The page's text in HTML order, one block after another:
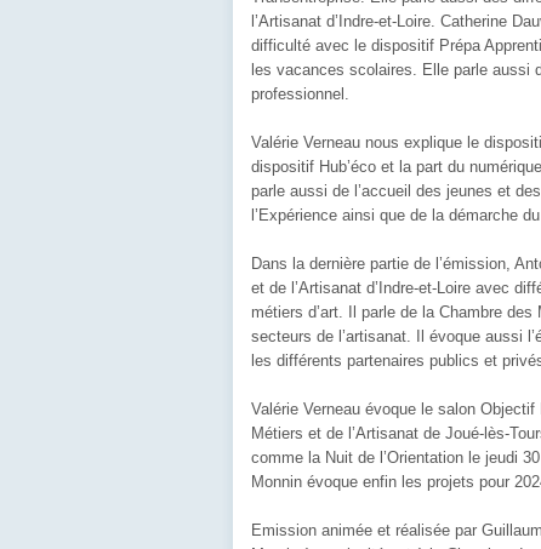
l’Artisanat d’Indre-et-Loire. Catherine
difficulté avec le dispositif Prépa
les vacances scolaires. Elle parle aussi
professionnel.
Valérie Verneau nous explique le
dispositif Hub’éco et la part du
parle aussi de l’accueil des jeunes et
l’Expérience ainsi que de la démarche
Dans la dernière partie de l’émission,
et de l’Artisanat d’Indre-et-Loire avec
métiers d’art. Il parle de la Chambre
secteurs de l’artisanat. Il évoque aussi
les différents partenaires publics et
Valérie Verneau évoque le salon
Métiers et de l’Artisanat de Joué-lès-
comme la Nuit de l’Orientation le jeudi
Monnin évoque enfin les projets pour
Emission animée et réalisée par